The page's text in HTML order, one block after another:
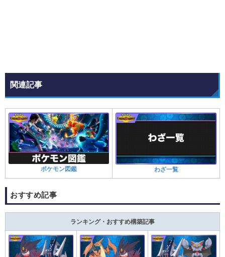
関連記事
ポケモン図鑑 わざ一覧
おすすめ記事
ランキング・おすすめ構築記事